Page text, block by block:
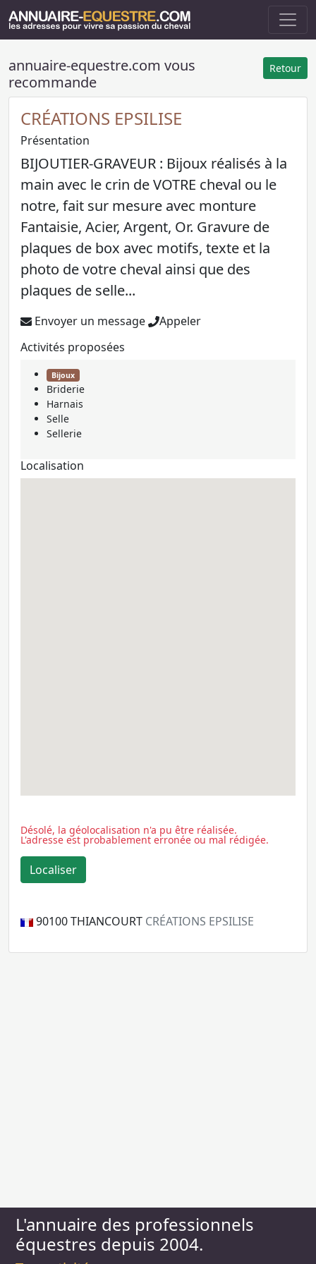
Retour
annuaire-equestre.com vous
recommande
CRÉATIONS EPSILISE
Présentation
BIJOUTIER-GRAVEUR : Bijoux réalisés à la
main avec le crin de VOTRE cheval ou le
notre, fait sur mesure avec monture
Fantaisie, Acier, Argent, Or. Gravure de
plaques de box avec motifs, texte et la
photo de votre cheval ainsi que des
plaques de selle...
Envoyer un message
Appeler
Activités proposées
Bijoux
Briderie
Harnais
Selle
Sellerie
Localisation
Désolé, la géolocalisation n'a pu être réalisée.
L'adresse est probablement erronée ou mal rédigée.
90100THIANCOURT CRÉATIONS EPSILISE
L'annuaire des professionnels
équestres depuis 2004.